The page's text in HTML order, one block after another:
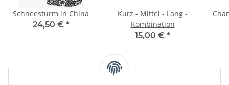
Schneesturm in China
24,50 € *
Kurz - Mittel - Lang -
Kombination
15,00 € *